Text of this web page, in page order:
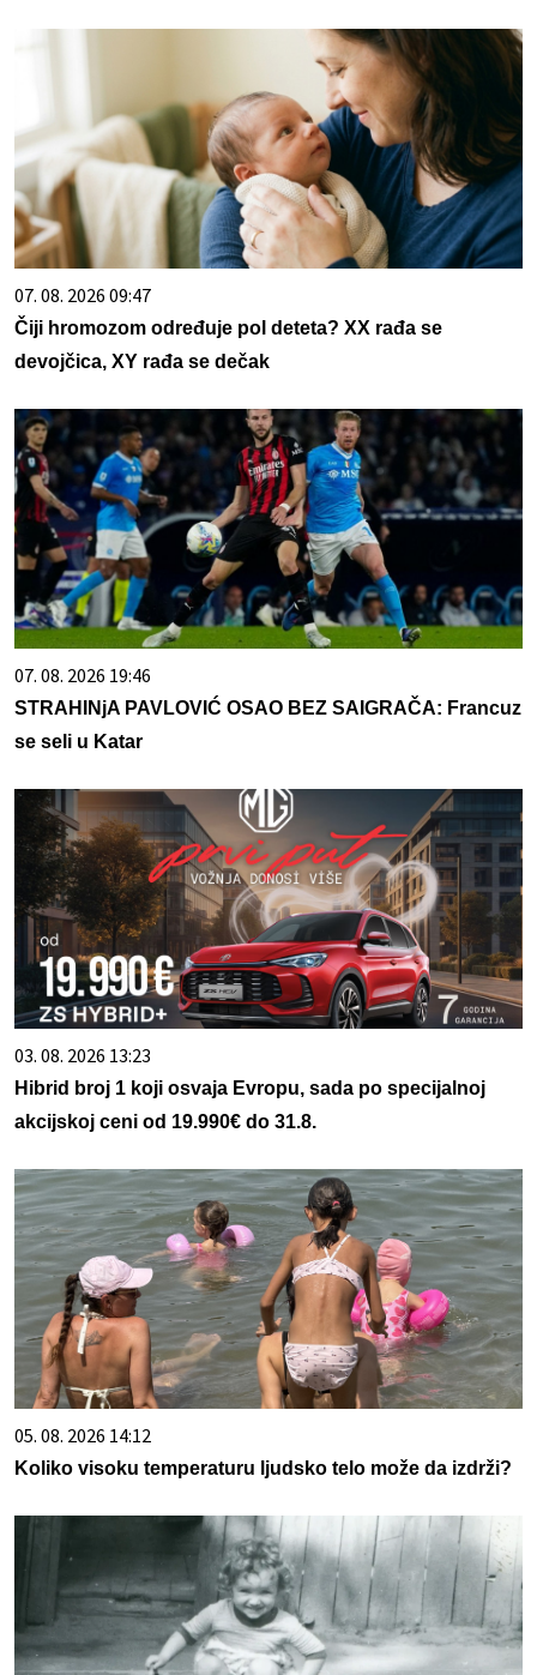
07. 08. 2026 09:47
Čiji hromozom određuje pol deteta? XX rađa se
devojčica, XY rađa se dečak
07. 08. 2026 19:46
STRAHINjA PAVLOVIĆ OSAO BEZ SAIGRAČA: Francuz
se seli u Katar
03. 08. 2026 13:23
Hibrid broj 1 koji osvaja Evropu, sada po specijalnoj
akcijskoj ceni od 19.990€ do 31.8.
05. 08. 2026 14:12
Koliko visoku temperaturu ljudsko telo može da izdrži?